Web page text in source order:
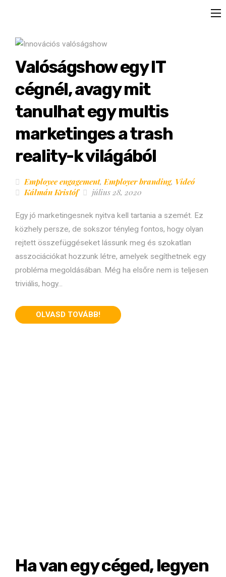
Valóságshow egy IT
cégnél, avagy mit
tanulhat egy multis
marketinges a trash
reality-k világából
Employee engagement,Employer branding, Videó
Kálmán Kristóf
július 28, 2020
Egy jó marketingesnek nyitva kell tartania a szemét. Ez
közhely persze, de sokszor tényleg fontos, hogy olyan
rejtett összefüggéseket lássunk meg és szokatlan
asszociációkat hozzunk létre, amelyek segíthetnek egy
probléma megoldásában. Még ha elsőre nem is teljesen
triviális, hogy...
OLVASD TOVÁBB!
Ha van egy céged, legyen